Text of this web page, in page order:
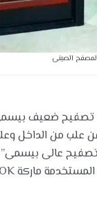
الصينى
علب من الداخل
عالى بيسمى”